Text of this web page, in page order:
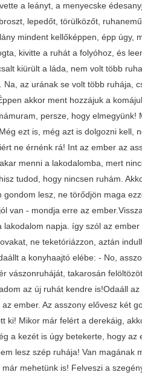
a leányt, a menyecske
lepedőt, törülközőt,
mindent kellőképpen, épp úgy,
kivitte a ruhát a folyóhoz, és
kiürült a láda, nem volt több
az urának se volt több ruhája,
akkor ment hozzájuk a
persze, hogy elmegyünk!
ezt is, még azt is dolgozni kell,
ne érnénk rá! Int az ember az
menni a lakodalomba, mert
tudod, hogy nincsen ruhám.
lesz, ne törődjön maga
van - mondja erre az
napja. így szól az ember
ne teketóriázzon, aztán
a konyhaajtó elébe: - No,
vászonruháját, takarosán
az új ruhát kendre is!Odaáll
ember. Az asszony elővesz két
ki! Mikor már felért a derekáig,
a kezét is úgy betekerte, hogy az
lesz szép ruhája! Van magának
mehetünk is! Felveszi a